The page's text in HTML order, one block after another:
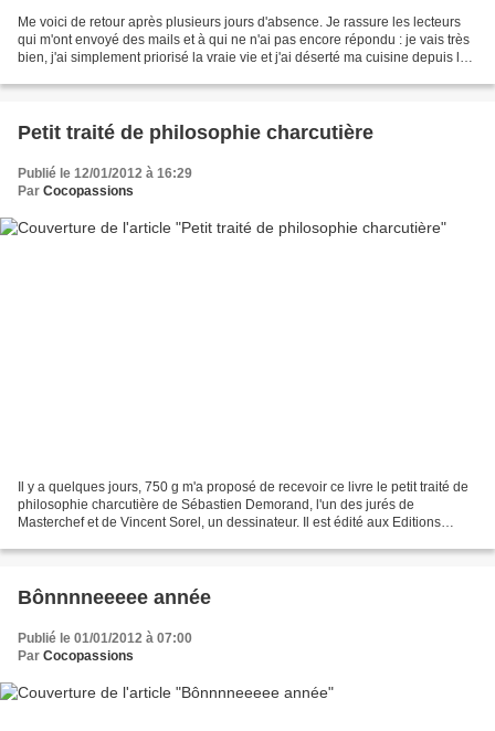
Me voici de retour après plusieurs jours d'absence. Je rassure les lecteurs
qui m'ont envoyé des mails et à qui ne n'ai pas encore répondu : je vais très
bien, j'ai simplement priorisé la vraie vie et j'ai déserté ma cuisine depuis le
Petit traité de philosophie charcutière
Publié le 12/01/2012 à 16:29
Par Cocopassions
Il y a quelques jours, 750 g m'a proposé de recevoir ce livre le petit traité de
philosophie charcutière de Sébastien Demorand, l'un des jurés de
Masterchef et de Vincent Sorel, un dessinateur. Il est édité aux Editions
Bônnnneeeee année
Publié le 01/01/2012 à 07:00
Par Cocopassions